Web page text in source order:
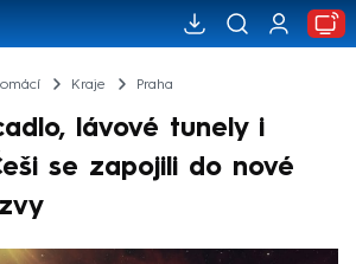
Kraje Praha
lávové tunely i
se zapojili do nové